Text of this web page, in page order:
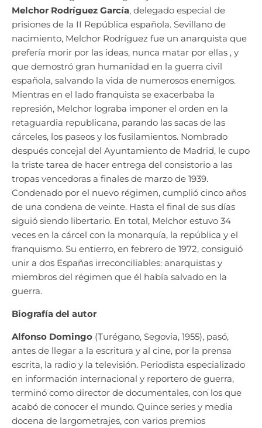
Melchor Rodríguez García, delegado especial de
prisiones de la II República española. Sevillano de
nacimiento, Melchor Rodríguez fue un anarquista que
prefería morir por las ideas, nunca matar por ellas , y
que demostró gran humanidad en la guerra civil
española, salvando la vida de numerosos enemigos.
Mientras en el lado franquista se exacerbaba la
represión, Melchor lograba imponer el orden en la
retaguardia republicana, parando las sacas de las
cárceles, los paseos y los fusilamientos. Nombrado
después concejal del Ayuntamiento de Madrid, le cupo
la triste tarea de hacer entrega del consistorio a las
tropas vencedoras a finales de marzo de 1939.
Condenado por el nuevo régimen, cumplió cinco años
de una condena de veinte. Hasta el final de sus días
siguió siendo libertario. En total, Melchor estuvo 34
veces en la cárcel con la monarquía, la república y el
franquismo. Su entierro, en febrero de 1972, consiguió
unir a dos Españas irreconciliables: anarquistas y
miembros del régimen que él había salvado en la
guerra.
Biografía del autor
Alfonso Domingo (Turégano, Segovia, 1955), pasó,
antes de llegar a la escritura y al cine, por la prensa
escrita, la radio y la televisión. Periodista especializado
en información internacional y reportero de guerra,
terminó como director de documentales, con los que
acabó de conocer el mundo. Quince series y media
docena de largometrajes, con varios premios